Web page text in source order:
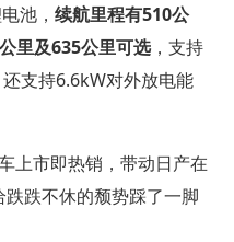
池， 续航里程有510公
里及635公里可选，支持
支持6.6kW对外放电能
上市即热销，带动日产在
跌不休的颓势踩了一脚